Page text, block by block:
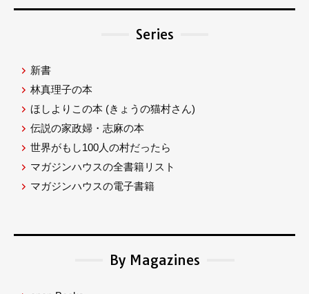
Series
新書
林真理子の本
ほしよりこの本 (きょうの猫村さん)
伝説の家政婦・志麻の本
世界がもし100人の村だったら
マガジンハウスの全書籍リスト
マガジンハウスの電子書籍
By Magazines